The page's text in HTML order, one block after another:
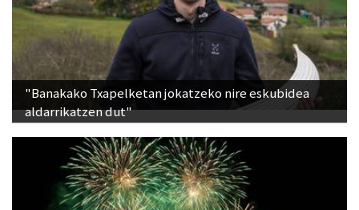
"Banakako Txapelketan jokatzeko nire eskubidea
aldarrikatzen dut"